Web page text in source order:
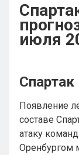
июля
Спартак
Появление
составе
атаку
Оренбургом